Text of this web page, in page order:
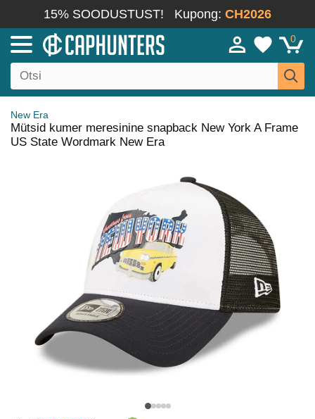
15% SOODUSTUST! Kupong: CH2026
0
New Era
Mütsid kumer meresinine snapback New York A Frame
US State Wordmark New Era